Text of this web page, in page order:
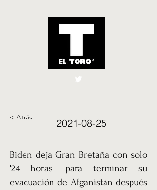
El Toro España
< Atrás 2021-08-25
Biden deja Gran Bretaña con solo
'24 horas' para terminar su
evacuación de Afganistán después